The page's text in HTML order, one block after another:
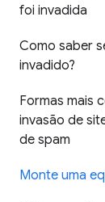
foi invadida
Como saber
invadido?
Formas mais
invasão de
de spam
Monte uma